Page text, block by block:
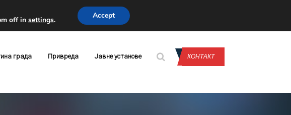
града Привреда Јавне установе КОНТАКТ
off in settings. Accept